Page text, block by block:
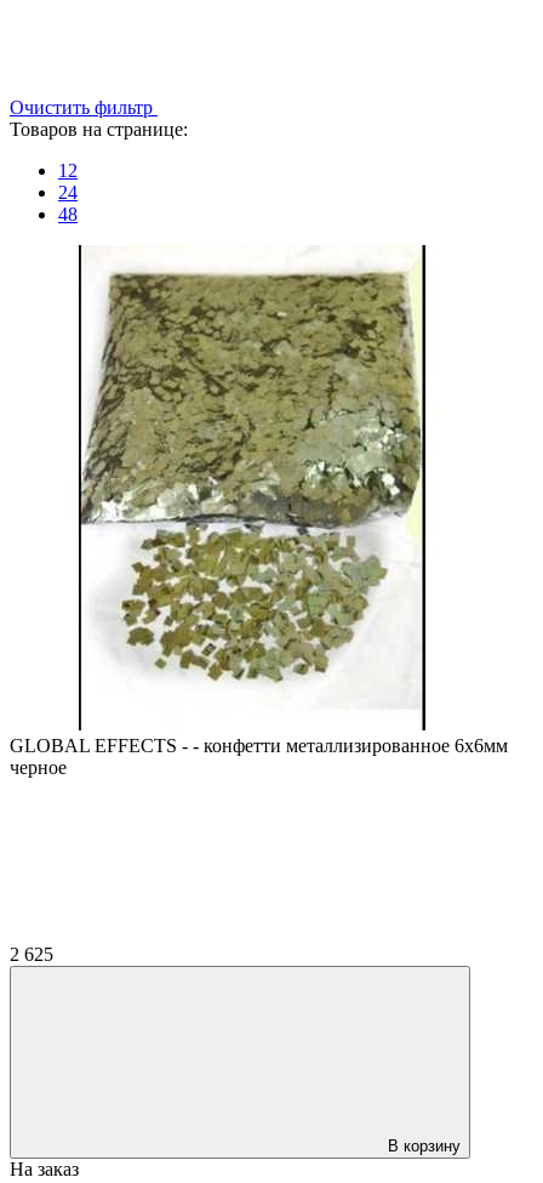
Очистить фильтр
Товаров на странице:
12
24
48
GLOBAL EFFECTS - - конфетти металлизированное 6х6мм
черное
2 625
В корзину
На заказ